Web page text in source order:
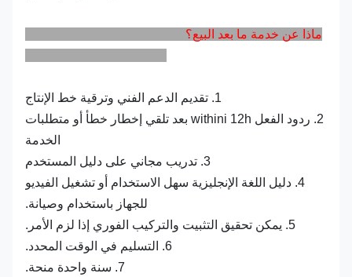
ماذا عن خدمة ما بعد البيع؟
2. ردود الفعل withini 12h بعد تلقي إخطار خطأ أو متطلبات
الخدمة
4. دليل اللغة الإنجليزية سهل الاستخدام أو تشغيل الفيديو
للجهاز باستخدام وصيانة.